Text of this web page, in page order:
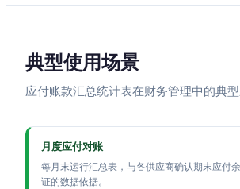
典型使用场景
应付账款汇总统计表在财务管理中的典型
月度应付对账
每月末运行汇总表，与各供应商确认期末应付
证的数据依据。